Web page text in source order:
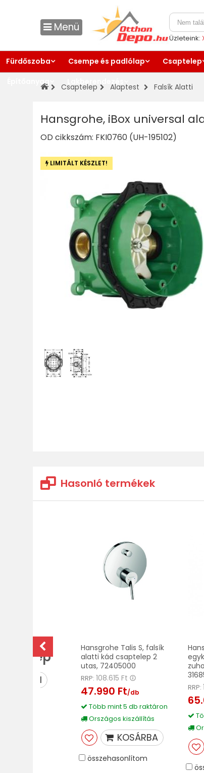
Menü
Üzleteink:
Fürdőszoba Csempe és padlólap Csaptelep
Építőanyag
Lakberendezés
Csaptelep Alaptest Falsík Alatti
Hansgrohe, iBox universal
OD cikkszám: FKI0760 (UH-195102)
LIMITÁLT KÉSZLET!
Hasonló termékek
Hansgrohe Talis S, falsík
alatti kád csaptelep 2
utas, 72405000
RRP: 108.615 Ft
47.990 Ft/db
Több mint 5 db raktáron
Országos kiszállítás
KOSÁRBA
összehasonlítom
RRP: